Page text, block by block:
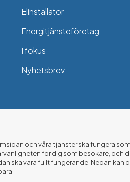
Elinstallatör
Energitjänsteföretag
I fokus
Nyhetsbrev
och våra tjänster ska fungera som
för dig som besökare, och
ska vara fullt fungerande. Nedan kan